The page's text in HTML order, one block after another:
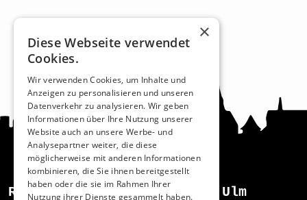
Recht und Ordnung Ulm
×
Diese Webseite verwendet
Cookies.
Wir verwenden Cookies, um Inhalte und
Anzeigen zu personalisieren und unseren
Datenverkehr zu analysieren. Wir geben
Informationen über Ihre Nutzung unserer
Website auch an unsere Werbe- und
Analysepartner weiter, die diese
möglicherweise mit anderen Informationen
kombinieren, die Sie ihnen bereitgestellt
haben oder die sie im Rahmen Ihrer
Nutzung ihrer Dienste gesammelt haben.